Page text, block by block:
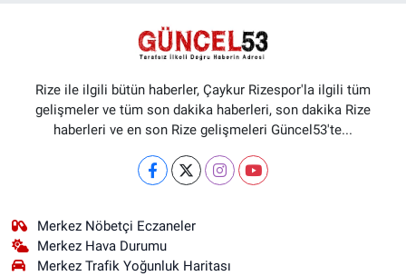
Rize ile ilgili bütün haberler, Çaykur Rizespor'la ilgili tüm
gelişmeler ve tüm son dakika haberleri, son dakika Rize
haberleri ve en son Rize gelişmeleri Güncel53'te...
Merkez Nöbetçi Eczaneler
Merkez Hava Durumu
Merkez Trafik Yoğunluk Haritası